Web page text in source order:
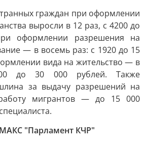
граждан при оформлении
выросли в 12 раз, с 4200 до
оформлении разрешения на
— в восемь раз: с 1920 до 15
вида на жительство — в
до 30 000 рублей. Также
за выдачу разрешений на
мигрантов — до 15 000
"Парламент КЧР"